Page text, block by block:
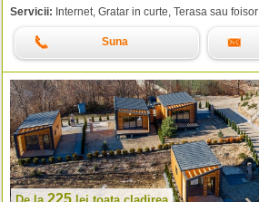
Servicii: Internet, Gratar in curte, Terasa sau foisor
Suna
225